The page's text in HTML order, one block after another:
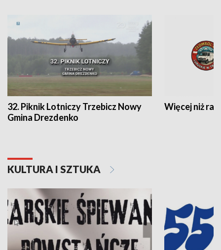
32. Piknik Lotniczy Trzebicz Nowy
Gmina Drezdenko
Więcej niż rajd
KULTURA I SZTUKA